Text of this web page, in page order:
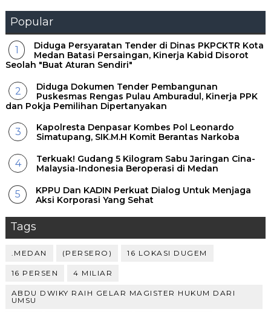
Popular
Diduga Persyaratan Tender di Dinas PKPCKTR Kota
Medan Batasi Persaingan, Kinerja Kabid Disorot
Seolah "Buat Aturan Sendiri"
Diduga Dokumen Tender Pembangunan
Puskesmas Rengas Pulau Amburadul, Kinerja PPK
dan Pokja Pemilihan Dipertanyakan
Kapolresta Denpasar Kombes Pol Leonardo
Simatupang, SIK.M.H Komit Berantas Narkoba
Terkuak! Gudang 5 Kilogram Sabu Jaringan Cina-
Malaysia-Indonesia Beroperasi di Medan
KPPU Dan KADIN Perkuat Dialog Untuk Menjaga
Aksi Korporasi Yang Sehat
Tags
.MEDAN (PERSERO) 16 LOKASI DUGEM
16 PERSEN 4 MILIAR
ABDU DWIKY RAIH GELAR MAGISTER HUKUM DARI
UMSU